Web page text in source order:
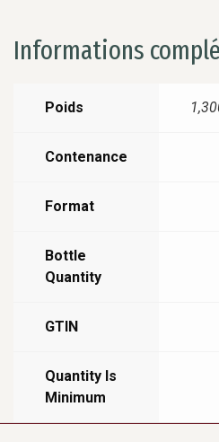
Informations
Poids
Contenance
Format
Bottle
Quantity
GTIN
Quantity Is
Minimum